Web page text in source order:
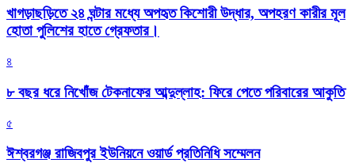
খাগড়াছড়িতে ২৪ ঘন্টার মধ্যে অপহৃত কিশোরী উদ্ধার, অপহরণ কারীর মূল
হোতা পুলিশের হাতে গ্রেফতার।
৪
৮ বছর ধরে নিখোঁজ টেকনাফের আব্দুল্লাহ: ফিরে পেতে পরিবারের আকুতি
৫
ঈশ্বরগঞ্জ রাজিবপুর ইউনিয়নে ওয়ার্ড প্রতিনিধি সম্মেলন